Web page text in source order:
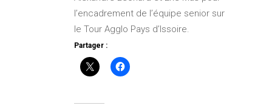
l’encadrement de l’équipe senior sur
le Tour Agglo Pays d’Issoire.
Partager :